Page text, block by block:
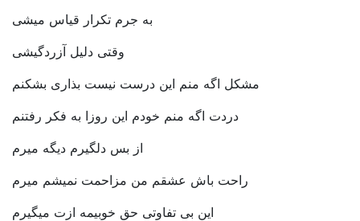
به جرم تکرار قیاس میشی
وقتی دلیل آزردگیشی
مشکل اگه منم این درست نیست بذاری بشکنم
دردت اگه منم خودم این روزا به فکر رفتنم
از بس دلگیرم دیگه میرم
راحت باش عشقم من مزاحمت نمیشم میرم
این بی تفاوتی حق خوبیمه ازت میگیرم